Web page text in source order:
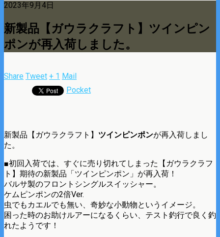
2023年9月4日
新製品【ガウラクラフト】ツインピン
ポンが再入荷しました。
Share Tweet + 1 Mail
Pocket
新製品【ガウラクラフト】 ツインピンポンが再入荷しまし
た。
■初回入荷では、すぐに売り切れてしまった【ガウラクラフ
ト】期待の新製品「ツインピンポン」が再入荷！
バルサ製のフロントシングルスイッシャー。
ケムピンポンの2倍Ver.
虫でもカエルでも無い、奇妙な小動物というイメージ。
困った時のお助けルアーになるくらい、テスト釣行で良く釣
れたようです！